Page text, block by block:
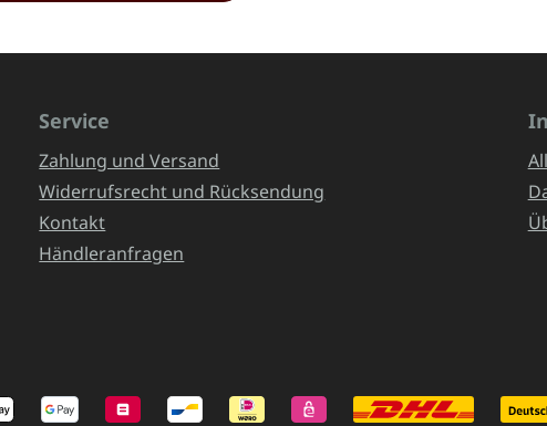
Service
Zahlung und Versand
Widerrufsrecht und Rücksendung
Kontakt
Händleranfragen